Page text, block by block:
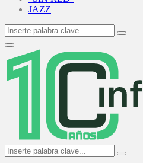
JAZZ
Search
for:
Search
Primary
Menu
Search
for:
Search